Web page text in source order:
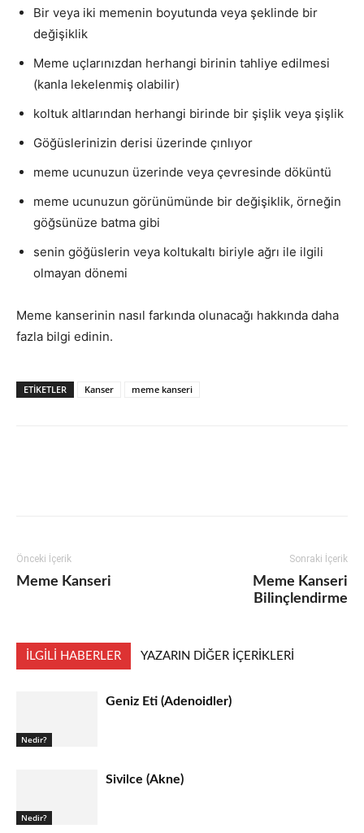
Bir veya iki memenin boyutunda veya şeklinde bir
değişiklik
Meme uçlarınızdan herhangi birinin tahliye edilmesi
(kanla lekelenmiş olabilir)
koltuk altlarından herhangi birinde bir şişlik veya şişlik
Göğüslerinizin derisi üzerinde çınlıyor
meme ucunuzun üzerinde veya çevresinde döküntü
meme ucunuzun görünümünde bir değişiklik, örneğin
göğsünüze batma gibi
senin göğüslerin veya koltukaltı biriyle ağrı ile ilgili
olmayan dönemi
Meme kanserinin nasıl farkında olunacağı hakkında daha
fazla bilgi edinin.
ETIKETLER Kanser meme kanseri
Önceki İçerik
Meme Kanseri
Sonraki İçerik
Meme Kanseri
Bilinçlendirme
İLGILI HABERLER YAZARIN DIĞER İÇERIKLERI
Nedir?
Geniz Eti (Adenoidler)
Nedir?
Sivilce (Akne)